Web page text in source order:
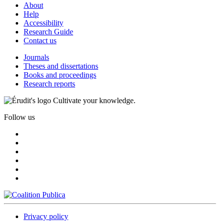
About
Help
Accessibility
Research Guide
Contact us
Journals
Theses and dissertations
Books and proceedings
Research reports
Cultivate your knowledge.
Follow us
Privacy policy